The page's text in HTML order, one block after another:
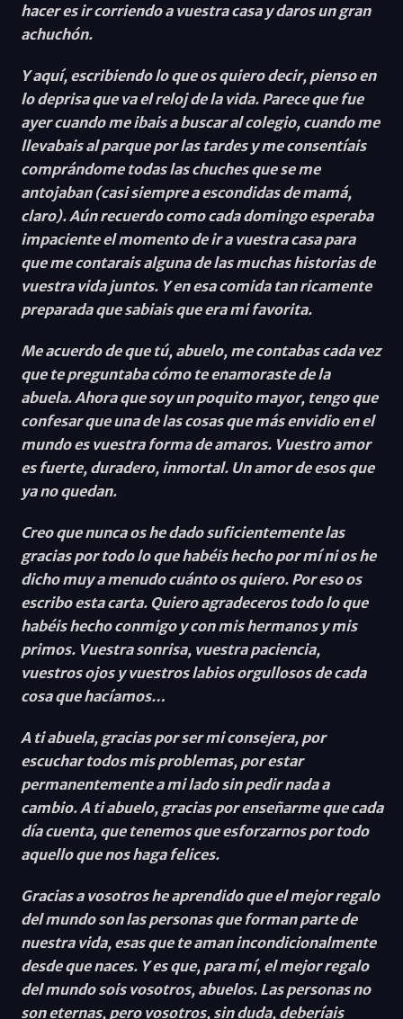
hacer es ir corriendo a vuestra casa y daros un gran
achuchón.
Y aquí, escribiendo lo que os quiero decir, pienso en
lo deprisa que va el reloj de la vida. Parece que fue
ayer cuando me ibais a buscar al colegio, cuando me
llevabais al parque por las tardes y me consentíais
comprándome todas las chuches que se me
antojaban (casi siempre a escondidas de mamá,
claro). Aún recuerdo como cada domingo esperaba
impaciente el momento de ir a vuestra casa para
que me contarais alguna de las muchas historias de
vuestra vida juntos. Y en esa comida tan ricamente
preparada que sabiais que era mi favorita.
Me acuerdo de que tú, abuelo, me contabas cada vez
que te preguntaba cómo te enamoraste de la
abuela. Ahora que soy un poquito mayor, tengo que
confesar que una de las cosas que más envidio en el
mundo es vuestra forma de amaros. Vuestro amor
es fuerte, duradero, inmortal. Un amor de esos que
ya no quedan.
Creo que nunca os he dado suficientemente las
gracias por todo lo que habéis hecho por mí ni os he
dicho muy a menudo cuánto os quiero. Por eso os
escribo esta carta. Quiero agradeceros todo lo que
habéis hecho conmigo y con mis hermanos y mis
primos. Vuestra sonrisa, vuestra paciencia,
vuestros ojos y vuestros labios orgullosos de cada
cosa que hacíamos…
A ti abuela, gracias por ser mi consejera, por
escuchar todos mis problemas, por estar
permanentemente a mi lado sin pedir nada a
cambio. A ti abuelo, gracias por enseñarme que cada
día cuenta, que tenemos que esforzarnos por todo
aquello que nos haga felices.
Gracias a vosotros he aprendido que el mejor regalo
del mundo son las personas que forman parte de
nuestra vida, esas que te aman incondicionalmente
desde que naces. Y es que, para mí, el mejor regalo
del mundo sois vosotros, abuelos. Las personas no
son eternas, pero vosotros, sin duda, deberíais